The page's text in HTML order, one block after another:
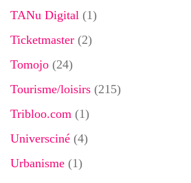
TANu Digital (1)
Ticketmaster (2)
Tomojo (24)
Tourisme/loisirs (215)
Tribloo.com (1)
Universciné (4)
Urbanisme (1)